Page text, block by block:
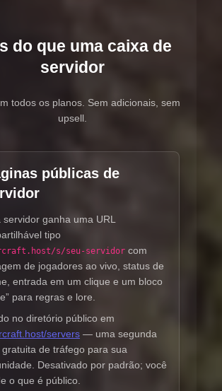
do que uma caixa de
servidor
todos os planos. Sem adicionais, sem
upsell.
públicas de
servidor ganha uma URL
tipo
s/seu-servidor com
de jogadores ao vivo, status de
entrada em um clique e um bloco
para regras e lore.
no diretório público em
servers — uma segunda
de tráfego para sua
Desativado por padrão; você
o que é público.